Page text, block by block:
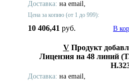
Доставка: на email,
Цена за копию (от 1 до 999):
10 406,41 руб. В
V Продукт
Лицензия на 48 линий
Доставка: на email,